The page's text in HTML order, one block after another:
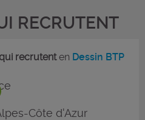
RECRUTENT
recrutenten Dessin BTP
Côte d'Azur